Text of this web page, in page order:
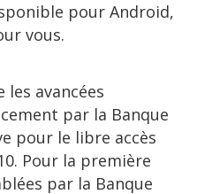
pour Android,
vous.
avancées
par la Banque
pour le libre accès
Pour la première
par la Banque